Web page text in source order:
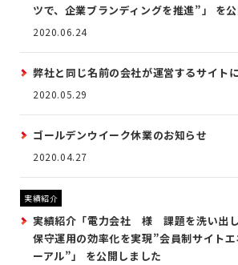
ツで、企業ブランディングを推進”」 を
2020.06.24
弊社と同じ名前の会社が運営するサイト
2020.05.29
ゴールデンウイーク休業のお知らせ
2020.04.27
実績紹介
実績紹介「電力会社 様 課題を洗い出し
保守運用の効率化を実現”会員制サイト
ーアル”」 を公開しました